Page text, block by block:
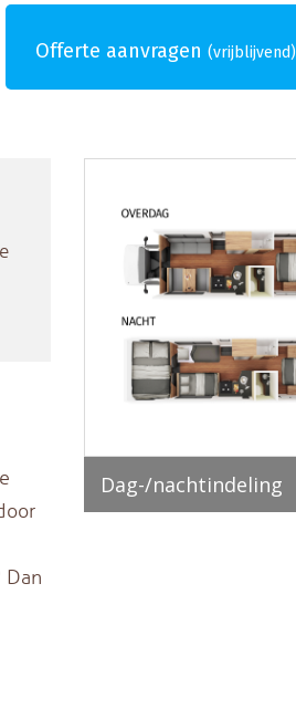
Offerte aanvragen (vrijblijvend)
Dag-/nachtindeling